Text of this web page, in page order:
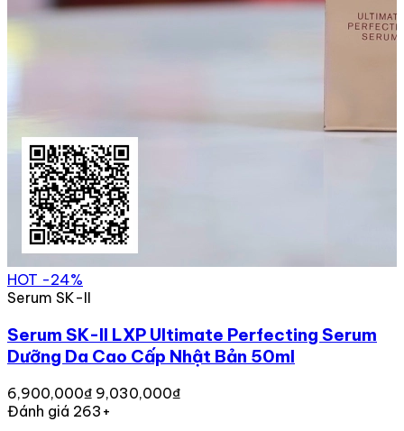
HOT -24%
Serum SK-II
Serum SK-II LXP Ultimate Perfecting Serum
Dưỡng Da Cao Cấp Nhật Bản 50ml
6,900,000₫ 9,030,000₫
Đánh giá 263+